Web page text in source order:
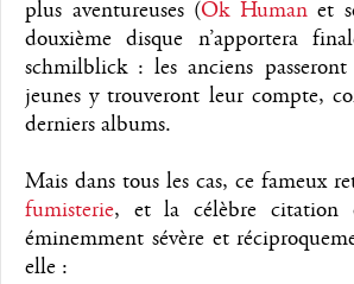
plus aventureuses (Ok Humanet
douxième disque n’apportera
schmilblick : les anciens
jeunes y trouveront leur compte,
derniers albums.
Mais dans tous les cas, ce fameux
fumisterie, et la célèbre citation
éminemment sévère et
elle :